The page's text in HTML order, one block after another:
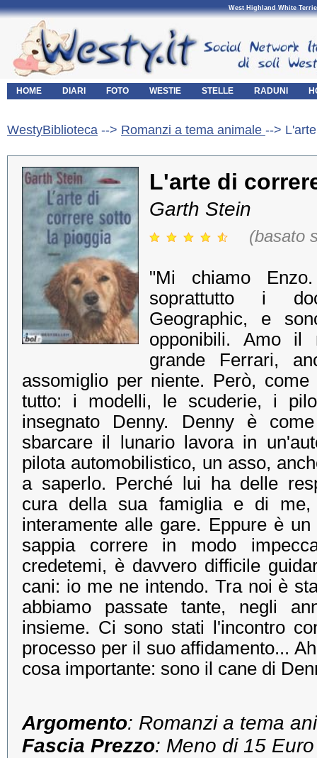
West Highland White
HOME DIARI FOTO WESTIE STELLE RADUNI
WestyBiblioteca --> Romanzi a tema animale -->
L'arte di
Garth Stein
(basato
"Mi chiamo
soprattutto i
Geographic, e
opponibili. Amo
grande Ferrari,
assomiglio per niente. Però,
tutto: i modelli, le scuderie, i
insegnato Denny. Denny è
sbarcare il lunario lavora in
pilota automobilistico, un asso,
a saperlo. Perché lui ha delle
cura della sua famiglia e di me,
interamente alle gare. Eppure è
sappia correre in modo
credetemi, è davvero difficile
cani: io me ne intendo. Tra noi è
abbiamo passate tante, negli
insieme. Ci sono stati l'incontro
processo per il suo affidamento...
cosa importante: sono il cane di
Argomento: Romanzi a tema
Fascia Prezzo: Meno di 15 Euro